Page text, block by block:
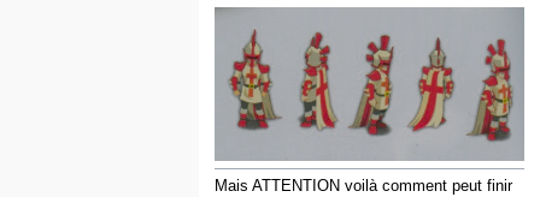
Mais ATTENTION voilà comment peut finir